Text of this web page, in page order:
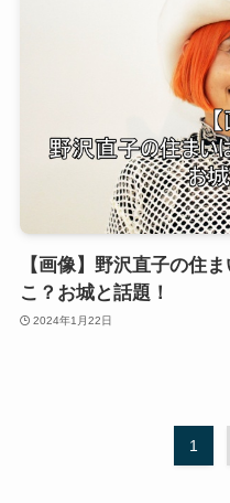
【画像】野沢直子の住
こ？お城と話題！
2024年1月22日
1